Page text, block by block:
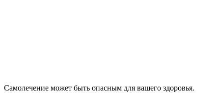
Самолечение может быть опасным для вашего здоровья.